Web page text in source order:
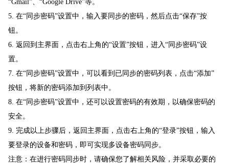
“Gmail”、“Google Drive”等。
5. 在“同步密码”设置中，输入要同步的密码，然后点击“保存”按
钮。
6. 返回到主界面，点击右上角的“设置”按钮，进入“同步密码”设
置。
7. 在“同步密码”设置中，可以看到已同步的密码列表，点击“添加”
按钮，将新的密码添加到列表中。
8. 在“同步密码”设置中，还可以设置密码的有效期，以确保密码的
安全。
9. 完成以上步骤后，返回主界面，点击右上角的“登录”按钮，输入
要登录的设备和密码，即可实现多设备密码同步。
注意：在进行密码同步时，请确保您了解相关风险，并采取必要的